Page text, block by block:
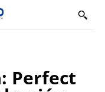
Perfect